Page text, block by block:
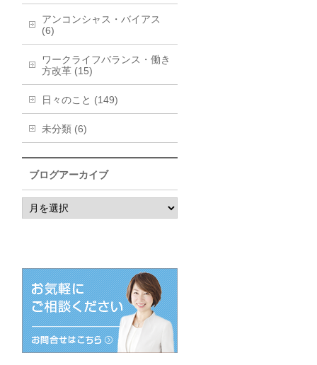
アンコンシャス・バイアス
(6)
ワークライフバランス・働き
方改革 (15)
日々のこと (149)
未分類 (6)
ブログアーカイブ
ブ
ロ
カ
イ
ブ